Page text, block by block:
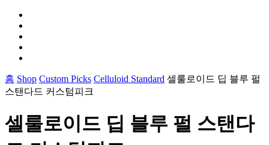
홈 Shop Custom Picks Celluloid Standard 셀룰로이드 딥 블루 펄
스탠다드 커스텀피크
셀룰로이드 딥 블루 펄 스탠다